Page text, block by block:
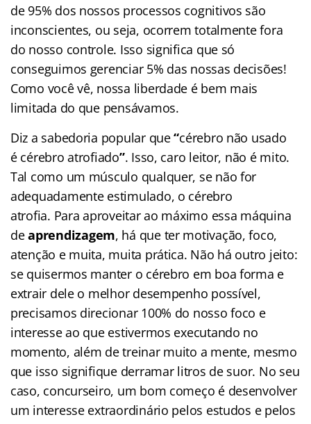
de 95% dos nossos processos cognitivos são
inconscientes, ou seja, ocorrem totalmente fora
do nosso controle. Isso significa que só
conseguimos gerenciar 5% das nossas decisões!
Como você vê, nossa liberdade é bem mais
limitada do que pensávamos.
Diz a sabedoria popular que“cérebro não usado
é cérebro atrofiado”. Isso, caro leitor, não é mito.
Tal como um músculo qualquer, se não for
adequadamente estimulado, o cérebro
atrofia. Para aproveitar ao máximo essa máquina
deaprendizagem, há que ter motivação, foco,
atenção e muita, muita prática. Não há outro jeito:
se quisermos manter o cérebro em boa forma e
extrair dele o melhor desempenho possível,
precisamos direcionar 100% do nosso foco e
interesse ao que estivermos executando no
momento, além de treinar muito a mente, mesmo
que isso signifique derramar litros de suor. No seu
caso, concurseiro, um bom começo é desenvolver
um interesse extraordinário pelos estudos e pelos